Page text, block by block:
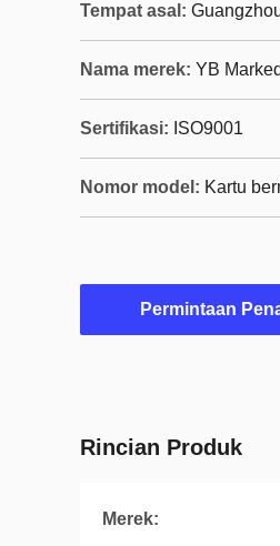
Tempat asal:
Nama merek: YB
Sertifikasi: ISO9001
Nomor model: Kartu
Permintaan
Rincian Produk
Merek: